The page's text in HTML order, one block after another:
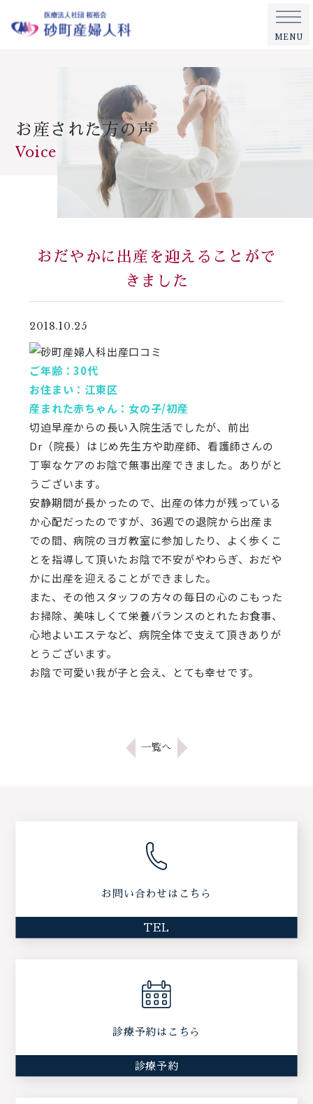
MENU
お産された方の声
Voice
おだやかに出産を迎えることがで
きました
2018.10.25
ご年齢：30代
お住まい：江東区
産まれた赤ちゃん：女の子/初産
切迫早産からの長い入院生活でしたが、前出
Dr（院長）はじめ先生方や助産師、看護師さんの
丁寧なケアのお陰で無事出産できました。ありがと
うございます。
安静期間が長かったので、出産の体力が残っている
か心配だったのですが、36週での退院から出産ま
での間、病院のヨガ教室に参加したり、よく歩くこ
とを指導して頂いたお陰で不安がやわらぎ、おだや
かに出産を迎えることができました。
また、その他スタッフの方々の毎日の心のこもった
お掃除、美味しくて栄養バランスのとれたお食事、
心地よいエステなど、病院全体で支えて頂きありが
とうございます。
お陰で可愛い我が子と会え、とても幸せです。
一覧へ
お問い合わせはこちら
TEL
診療予約はこちら
診療予約